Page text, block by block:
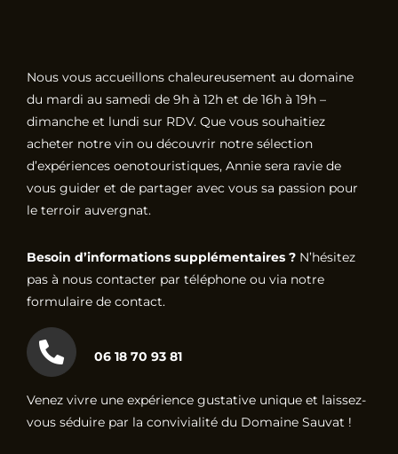
Nous vous accueillons chaleureusement au domaine
du mardi au samedi de 9h à 12h et de 16h à 19h –
dimanche et lundi sur RDV. Que vous souhaitiez
acheter notre vin ou découvrir notre sélection
d’expériences oenotouristiques, Annie sera ravie de
vous guider et de partager avec vous sa passion pour
le terroir auvergnat.
Besoin d’informations supplémentaires ?N’hésitez
pas à nous contacter par téléphone ou via notre
formulaire de contact.
06 18 70 93 81
Venez vivre une expérience gustative unique et laissez-
vous séduire par la convivialité du Domaine Sauvat !